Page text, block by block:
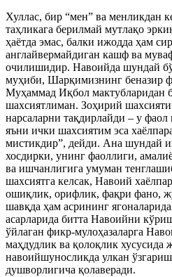
Хуллас, бир “мен” ва менликдан
таҳликага берилмай мутлақо
ҳаётда эмас, балки ижодда ҳам
англайвермайдиган кашф ва
очилишидир. Навоийда шундай
муҳиби, Шарқимизнинг беназир
Муҳаммад Иқбол мактубларидан
шахсиятлиман. Зоҳирий
нарсаларни тақдирлайди – у
яъни ички шахсиятим эса
мистикдир”, дейди. Ана шундай
хосдирки, унинг фаоллиги,
ва ишчанлигига умуман
шахсиятга келсак, Навоий
ошиқлик, орифлик, фақри фано,
шавқда ҳам асрининг
асарларида битта Навоийни
ўйлаган фикр-мулоҳазаларга
маҳдудлик ва қолоқлик хусусида
навоийшуносликда улкан
душворлигича қолаверади.